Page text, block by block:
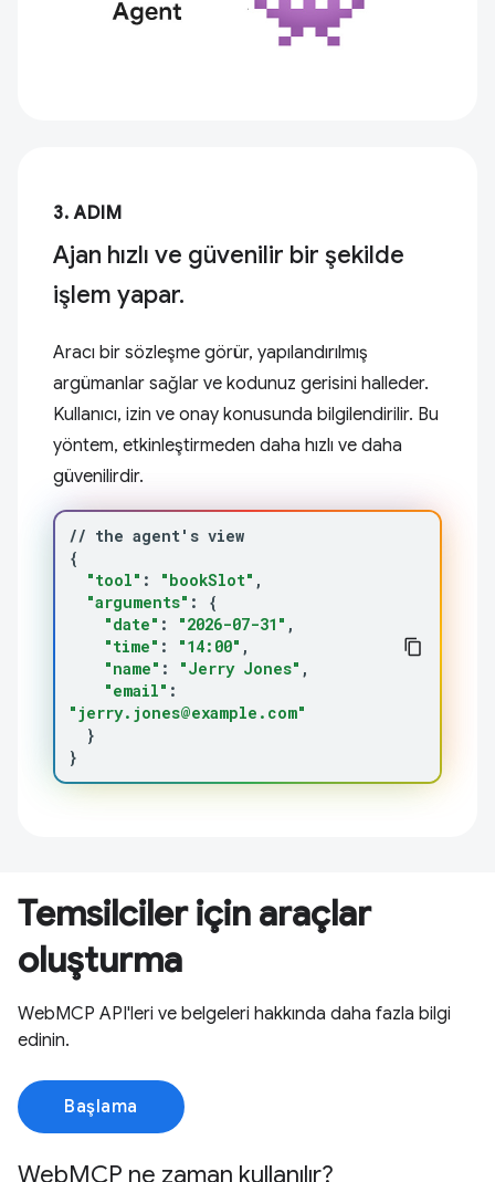
3. ADIM
Ajan hızlı ve güvenilir bir şekilde
işlem yapar.
Aracı bir sözleşme görür, yapılandırılmış
argümanlar sağlar ve kodunuz gerisini halleder.
Kullanıcı, izin ve onay konusunda bilgilendirilir. Bu
yöntem, etkinleştirmeden daha hızlı ve daha
güvenilirdir.
// the agent' s
{
"tool" : "bookSlot"
"arguments" :
{
"date" : "2026-07-31"
"time" : "14:00"
"name" : "Jerry Jones"
"email" :
"jerry.jones@example.com"
}
}
Temsilciler için araçlar
oluşturma
WebMCP API'leri ve belgeleri hakkında daha fazla bilgi
edinin.
Başlama
WebMCP ne zaman kullanılır?